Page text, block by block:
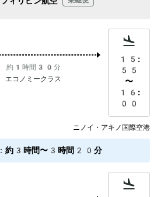
約1時間30分
エコノミークラス
15:
55
〜
16:
00
ニノイ・アキノ国際空港
： 約3時間〜3時間20分